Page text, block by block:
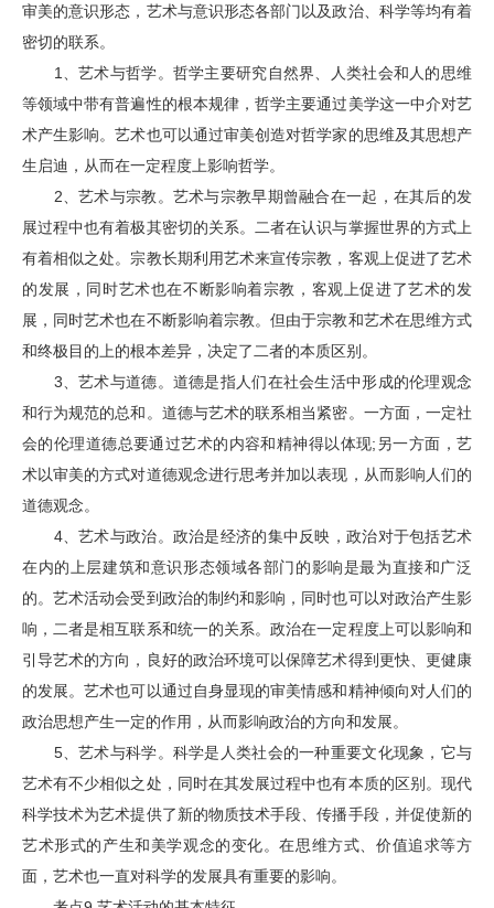
审美的意识形态，艺术与意识形态各部门以及政治、科学等均有着
密切的联系。
1、艺术与哲学。哲学主要研究自然界、人类社会和人的思维
等领域中带有普遍性的根本规律，哲学主要通过美学这一中介对艺
术产生影响。艺术也可以通过审美创造对哲学家的思维及其思想产
生启迪，从而在一定程度上影响哲学。
2、艺术与宗教。艺术与宗教早期曾融合在一起，在其后的发
展过程中也有着极其密切的关系。二者在认识与掌握世界的方式上
有着相似之处。宗教长期利用艺术来宣传宗教，客观上促进了艺术
的发展，同时艺术也在不断影响着宗教，客观上促进了艺术的发
展，同时艺术也在不断影响着宗教。但由于宗教和艺术在思维方式
和终极目的上的根本差异，决定了二者的本质区别。
3、艺术与道德。道德是指人们在社会生活中形成的伦理观念
和行为规范的总和。道德与艺术的联系相当紧密。一方面，一定社
会的伦理道德总要通过艺术的内容和精神得以体现;另一方面，艺
术以审美的方式对道德观念进行思考并加以表现，从而影响人们的
道德观念。
4、艺术与政治。政治是经济的集中反映，政治对于包括艺术
在内的上层建筑和意识形态领域各部门的影响是最为直接和广泛
的。艺术活动会受到政治的制约和影响，同时也可以对政治产生影
响，二者是相互联系和统一的关系。政治在一定程度上可以影响和
引导艺术的方向，良好的政治环境可以保障艺术得到更快、更健康
的发展。艺术也可以通过自身显现的审美情感和精神倾向对人们的
政治思想产生一定的作用，从而影响政治的方向和发展。
5、艺术与科学。科学是人类社会的一种重要文化现象，它与
艺术有不少相似之处，同时在其发展过程中也有本质的区别。现代
科学技术为艺术提供了新的物质技术手段、传播手段，并促使新的
艺术形式的产生和美学观念的变化。在思维方式、价值追求等方
面，艺术也一直对科学的发展具有重要的影响。